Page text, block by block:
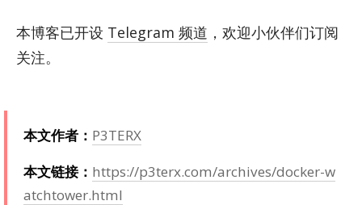
本博客已开设 Telegram 频道 ，欢迎小伙伴们订阅
关注。
本文作者： P3TERX
本文链接： https://p3terx.com/archives/docker-w
atchtower.html